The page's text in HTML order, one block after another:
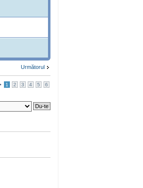
Următorul
• 1 2 3 4 5 6